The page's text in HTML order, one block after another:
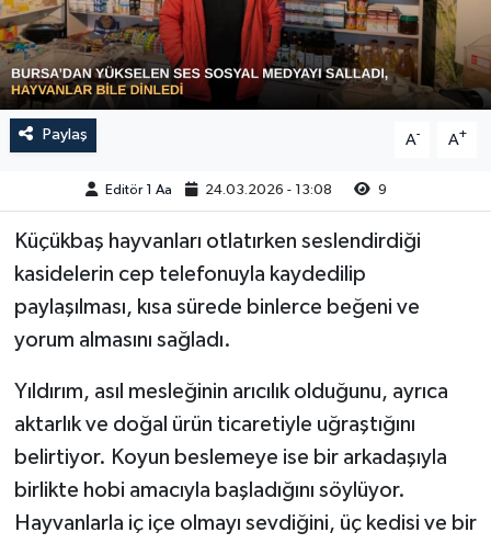
Paylaş A- A+
Editör 1 Aa 24.03.2026 - 13:08 9
Küçükbaş hayvanları otlatırken seslendirdiği
kasidelerin cep telefonuyla kaydedilip
paylaşılması, kısa sürede binlerce beğeni ve
yorum almasını sağladı.
Yıldırım, asıl mesleğinin arıcılık olduğunu, ayrıca
aktarlık ve doğal ürün ticaretiyle uğraştığını
belirtiyor. Koyun beslemeye ise bir arkadaşıyla
birlikte hobi amacıyla başladığını söylüyor.
Hayvanlarla iç içe olmayı sevdiğini, üç kedisi ve bir
Türkiye
Video Galeri